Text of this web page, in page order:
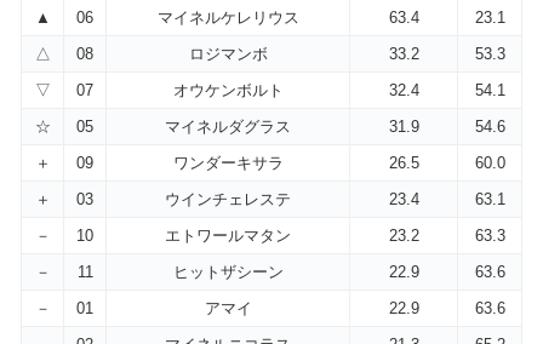
▲
06 マイネルケレリウス 63.4
23.1
△
08 ロジマンボ 33.2
53.3
▽
07 オウケンボルト 32.4
54.1
☆
05 マイネルダグラス 31.9
54.6
＋
09 ワンダーキサラ 26.5
60.0
＋
03 ウインチェレステ 23.4
63.1
－
10 エトワールマタン 23.2
63.3
－
11 ヒットザシーン 22.9
63.6
－
01 アマイ 22.9
63.6